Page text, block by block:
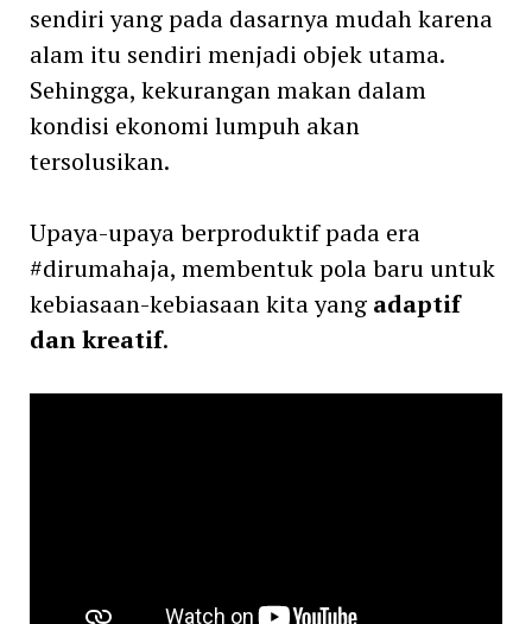
sendiri yang pada dasarnya mudah karena
alam itu sendiri menjadi objek utama.
Sehingga, kekurangan makan dalam
kondisi ekonomi lumpuh akan
tersolusikan.
Upaya-upaya berproduktif pada era
#dirumahaja, membentuk pola baru untuk
kebiasaan-kebiasaan kita yang adaptif
dan kreatif.